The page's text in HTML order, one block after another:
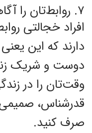
۷. روابط‌تان را آگاهانه انتخاب کنید
افراد خجالتی
دارند که این
دوست و شریک‌
وقت‌تان را در
قدرشناس، صمیمی
صرف کنید.